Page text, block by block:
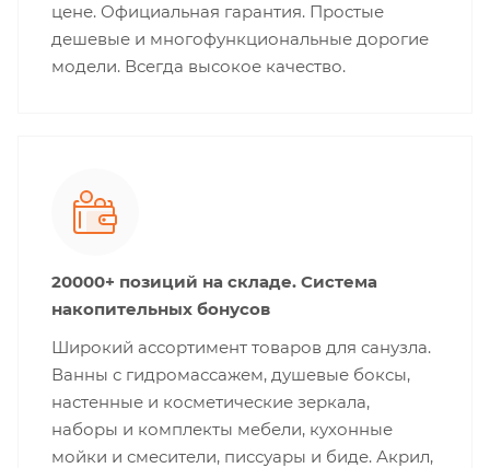
цене. Официальная гарантия. Простые
дешевые и многофункциональные дорогие
модели. Всегда высокое качество.
20000+ позиций на складе. Система
накопительных бонусов
Широкий ассортимент товаров для санузла.
Ванны с гидромассажем, душевые боксы,
настенные и косметические зеркала,
наборы и комплекты мебели, кухонные
мойки и смесители, писсуары и биде. Акрил,